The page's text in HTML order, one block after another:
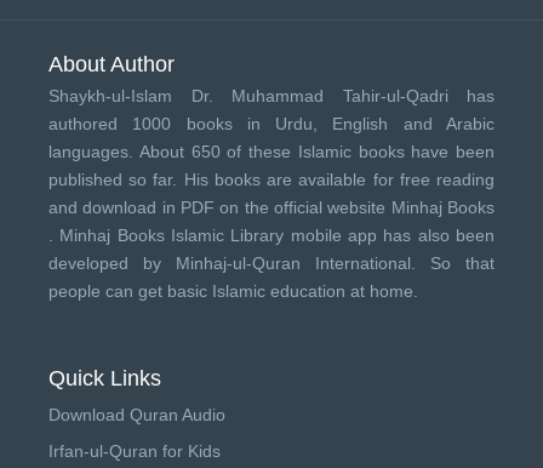
About Author
Shaykh-ul-Islam Dr. Muhammad Tahir-ul-Qadri has
authored 1000 books in Urdu, English and Arabic
languages. About 650 of these Islamic books have been
published so far. His books are available for free reading
and download in PDF on the official website Minhaj Books
Minhaj Books Islamic Library mobile app has also been
developed by Minhaj-ul-Quran International . So that
people can get basic Islamic education at home.
Quick Links
Download Quran Audio
Irfan-ul-Quran for Kids